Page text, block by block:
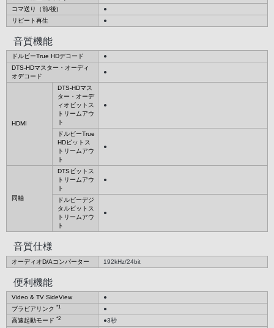
コマ送り（前/後)
●
リピート再生
●
音質機能
ドルビーTrue HDデコード
●
DTS-HDマスター・オーディ
オデコード
●
HDMI
DTS-HDマス
ター・オーデ
ィオビットス
トリームアウ
ト
●
ドルビーTrue
HDビットス
トリームアウ
ト
●
同軸
DTSビットス
トリームアウ
ト
●
ドルビーデジ
タルビットス
トリームアウ
ト
●
音質仕様
オーディオD/Aコンバーター 192kHz/24bit
便利機能
Video & TV SideView
●
ブラビアリンク *1
●
高速起動モード *2
●3秒